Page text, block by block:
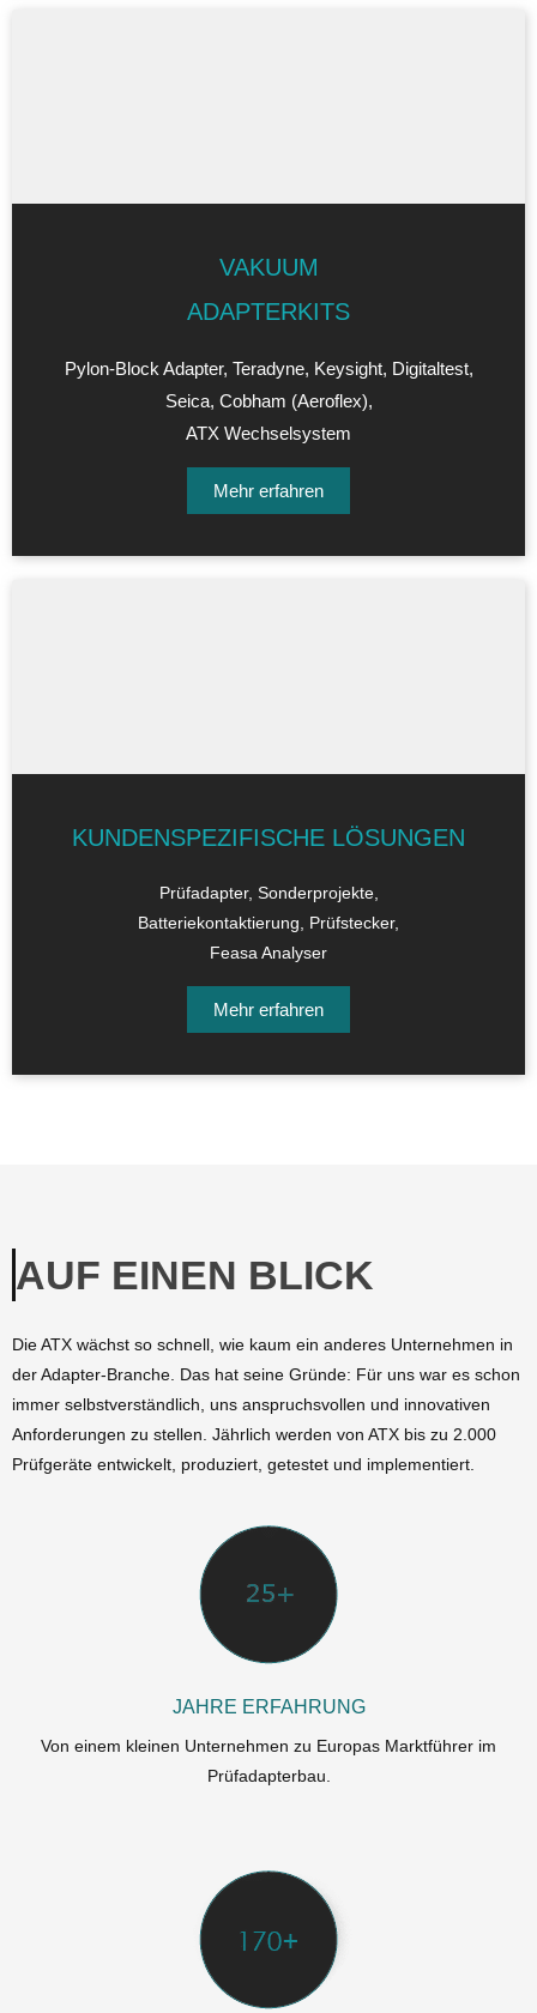
VAKUUM
ADAPTERKITS
Pylon-Block Adapter, Teradyne, Keysight, Digitaltest,
Seica, Cobham (Aeroflex),
ATX Wechselsystem
Mehr erfahren
KUNDENSPEZIFISCHE LÖSUNGEN
Prüfadapter, Sonderprojekte,
Batteriekontaktierung, Prüfstecker,
Feasa Analyser
Mehr erfahren
AUF EINEN BLICK
Die ATX wächst so schnell, wie kaum ein anderes Unternehmen in
der Adapter-Branche. Das hat seine Gründe: Für uns war es schon
immer selbstverständlich, uns anspruchsvollen und innovativen
Anforderungen zu stellen. Jährlich werden von ATX bis zu 2.000
Prüfgeräte entwickelt, produziert, getestet und implementiert.
JAHRE ERFAHRUNG
Von einem kleinen Unternehmen zu Europas Marktführer im
Prüfadapterbau.